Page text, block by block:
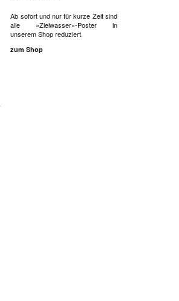
Ab sofort und nur für kurze Zeit sind
alle »Zielwasser«-Poster in
unserem Shop reduziert.
zum Shop